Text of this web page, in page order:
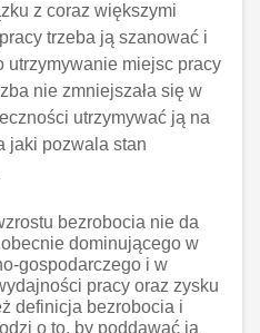
z coraz większymi
trzeba ją szanować i
utrzymywanie miejsc pracy
nie zmniejszała się w
utrzymywać ją na
jaki pozwala stan
bezrobocia nie da
dominującego w
gospodarczego i w
pracy oraz zysku
definicja bezrobocia i
o to, by poddawać ją